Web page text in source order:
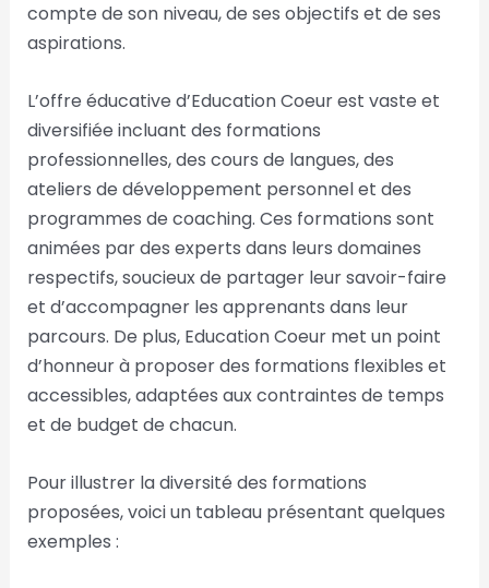
compte de son niveau, de ses objectifs et de ses
aspirations.
L’offre éducative d’Education Coeur est vaste et
diversifiée incluant des formations
professionnelles, des cours de langues, des
ateliers de développement personnel et des
programmes de coaching. Ces formations sont
animées par des experts dans leurs domaines
respectifs, soucieux de partager leur savoir-faire
et d’accompagner les apprenants dans leur
parcours. De plus, Education Coeur met un point
d’honneur à proposer des formations flexibles et
accessibles, adaptées aux contraintes de temps
et de budget de chacun.
Pour illustrer la diversité des formations
proposées, voici un tableau présentant quelques
exemples :